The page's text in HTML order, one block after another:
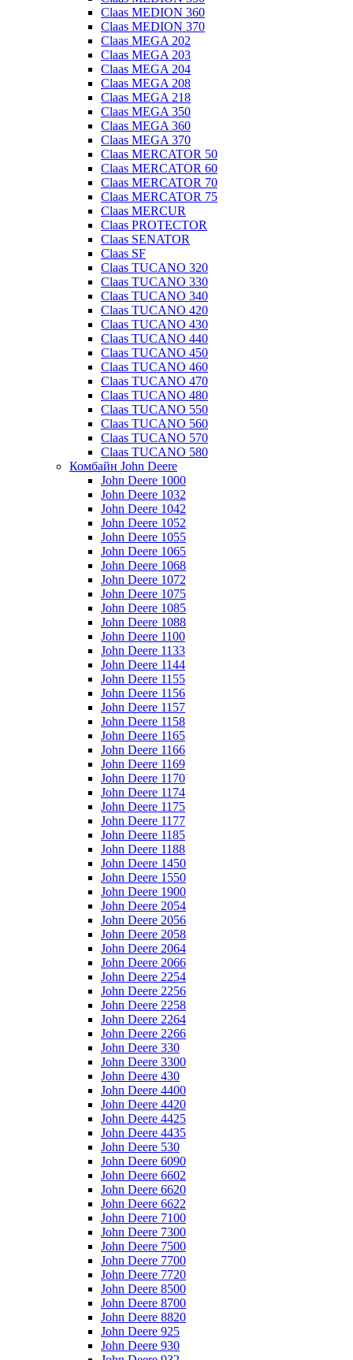
Claas MEDION 360
Claas MEDION 370
Claas MEGA 202
Claas MEGA 203
Claas MEGA 204
Claas MEGA 208
Claas MEGA 218
Claas MEGA 350
Claas MEGA 360
Claas MEGA 370
Claas MERCATOR 50
Claas MERCATOR 60
Claas MERCATOR 70
Claas MERCATOR 75
Claas MERCUR
Claas PROTECTOR
Claas SENATOR
Claas SF
Claas TUCANO 320
Claas TUCANO 330
Claas TUCANO 340
Claas TUCANO 420
Claas TUCANO 430
Claas TUCANO 440
Claas TUCANO 450
Claas TUCANO 460
Claas TUCANO 470
Claas TUCANO 480
Claas TUCANO 550
Claas TUCANO 560
Claas TUCANO 570
Claas TUCANO 580
Комбайн John Deere
John Deere 1000
John Deere 1032
John Deere 1042
John Deere 1052
John Deere 1055
John Deere 1065
John Deere 1068
John Deere 1072
John Deere 1075
John Deere 1085
John Deere 1088
John Deere 1100
John Deere 1133
John Deere 1144
John Deere 1155
John Deere 1156
John Deere 1157
John Deere 1158
John Deere 1165
John Deere 1166
John Deere 1169
John Deere 1170
John Deere 1174
John Deere 1175
John Deere 1177
John Deere 1185
John Deere 1188
John Deere 1450
John Deere 1550
John Deere 1900
John Deere 2054
John Deere 2056
John Deere 2058
John Deere 2064
John Deere 2066
John Deere 2254
John Deere 2256
John Deere 2258
John Deere 2264
John Deere 2266
John Deere 330
John Deere 3300
John Deere 430
John Deere 4400
John Deere 4420
John Deere 4425
John Deere 4435
John Deere 530
John Deere 6090
John Deere 6602
John Deere 6620
John Deere 6622
John Deere 7100
John Deere 7300
John Deere 7500
John Deere 7700
John Deere 7720
John Deere 8500
John Deere 8700
John Deere 8820
John Deere 925
John Deere 930